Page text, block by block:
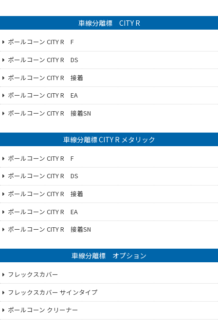
車線分離標 CITY R
ポールコーン CITY R F
ポールコーン CITY R DS
ポールコーン CITY R 接着
ポールコーン CITY R EA
ポールコーン CITY R 接着SN
車線分離標 CITY R メタリック
ポールコーン CITY R F
ポールコーン CITY R DS
ポールコーン CITY R 接着
ポールコーン CITY R EA
ポールコーン CITY R 接着SN
車線分離標 オプション
フレックスカバー
フレックスカバー サインタイプ
ポールコーン クリーナー